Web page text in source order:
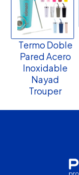
Termo Doble
Pared Acero
Inoxidable
Nayad
Trouper